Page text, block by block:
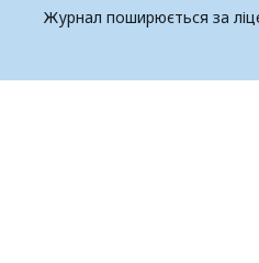
Журнал поширюється за